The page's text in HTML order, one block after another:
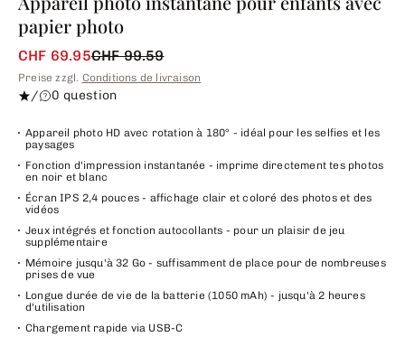
papier photo
CHF 69.95CHF 99.59
Preise zzgl. Conditions de livraison
/ 0 question
Appareil photo HD avec rotation à 180° - idéal pour les selfies et les
paysages
Fonction d'impression instantanée - imprime directement tes photos
en noir et blanc
Écran IPS 2,4 pouces - affichage clair et coloré des photos et des
vidéos
Jeux intégrés et fonction autocollants - pour un plaisir de jeu
supplémentaire
Mémoire jusqu'à 32 Go - suffisamment de place pour de nombreuses
prises de vue
Longue durée de vie de la batterie (1050 mAh) - jusqu'à 2 heures
d'utilisation
Chargement rapide via USB-C